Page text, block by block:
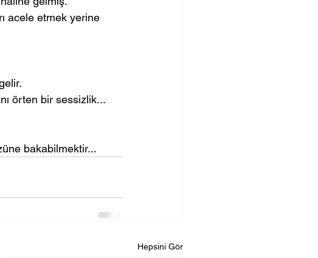
acele etmek yerine
örten bir sessizlik...
bakabilmektir...
Hepsini Gör